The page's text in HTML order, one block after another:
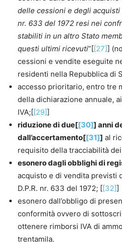
delle cessioni e degli acquisti
nr. 633 del 1972 resi nei
stabiliti in un altro Stato
questi ultimi ricevuti”[[27]]
cessioni e vendite eseguite
residenti nella Repubblica di
accesso prioritario, entro tre
della dichiarazione annuale,
IVA;[[29]]
riduzione di due[[30]] anni
dall’accertamento[[31]] al
requisito della tracciabilità
esonero dagli obblighi di
acquisto e di vendita previsti
D.P.R. nr. 633 del 1972; [[32]]
esonero dall’obbligo di
conformità ovvero di
ottenere rimborsi IVA di
trentamila.